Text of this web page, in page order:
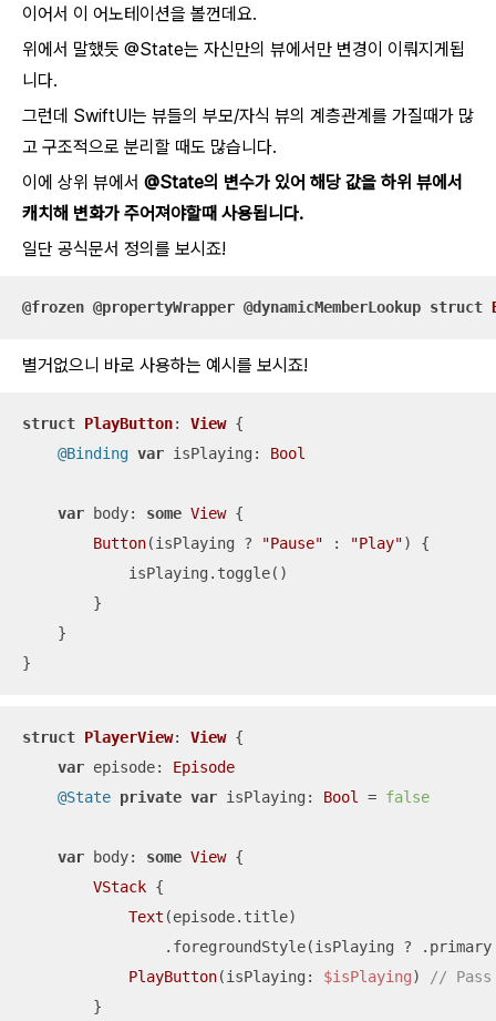
이어서 이 어노테이션을 볼껀데요.
위에서 말했듯 @State는 자신만의 뷰에서만 변경이 이뤄지게됩
니다.
그런데 SwiftUI는 뷰들의 부모/자식 뷰의 계층관계를 가질때가 많
고 구조적으로 분리할 때도 많습니다.
이에 상위 뷰에서 @State의 변수가 있어 해당 값을 하위 뷰에서
캐치해 변화가 주어져야할때 사용됩니다.
일단 공식문서 정의를 보시죠!
@frozen @propertyWrapper @dynamicMemberLookup struct
별거없으니 바로 사용하는 예시를 보시죠!
struct PlayButton: View {
@Binding var isPlaying: Bool
var body: some View {
Button(isPlaying ? "Pause" : "Play") {
            isPlaying.toggle()
        }
    }
}
struct PlayerView: View {
var episode: Episode
@State private var isPlaying: Bool = false
var body: some View {
VStack {
Text (episode.title)
                .foregroundStyle(isPlaying
?
PlayButton(isPlaying: $isPlaying)
//
        }